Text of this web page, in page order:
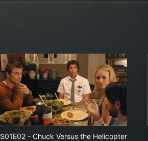
S01E02- Chuck Versus the Helicopter